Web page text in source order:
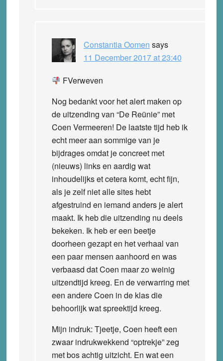
Constantia Oomen says
11 December 2017 at 23:40
FVerweven
Nog bedankt voor het alert maken op
de uitzending van “De Reünie” met
Coen Vermeeren! De laatste tijd heb ik
echt meer aan sommige van je
bijdrages omdat je concreet met
(nieuws) links en aardig wat
inhoudelijks et cetera komt, echt fijn,
als je zelf niet alle sites hebt
afgestruind en iemand anders je alert
maakt. Ik heb die uitzending nu deels
bekeken. Ik heb er een beetje
doorheen gezapt en het verhaal van
een paar mensen aanhoord en was
verbaasd dat Coen maar zo weinig
uitzendtijd kreeg. En de verwarring met
een andere Coen in de klas die
behoorlijk wat spreektijd kreeg.
Mijn indruk: Tjeetje, Coen heeft een
zwaar indrukwekkend “optrekje” zeg
met bos achtig uitzicht. En wat een